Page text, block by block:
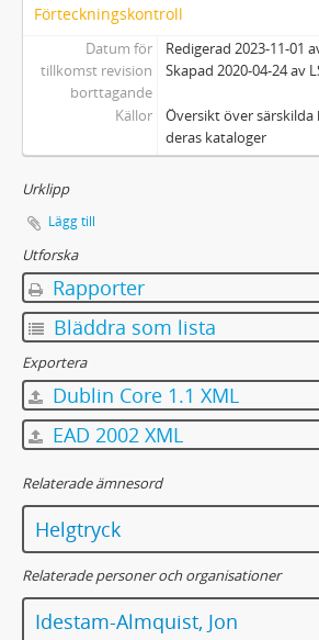
Förteckningskontroll
Datum för
tillkomst revision
borttagande
Redigerad 2023-11-01
Skapad 2020-04-24 av
Källor
Översikt över
deras kataloger
Urklipp
Lägg till
Utforska
Rapporter
Bläddra som lista
Exportera
Dublin Core 1.1 XML
EAD 2002 XML
Relaterade ämnesord
Helgtryck
Relaterade personer och organisationer
Idestam-Almquist, Jon